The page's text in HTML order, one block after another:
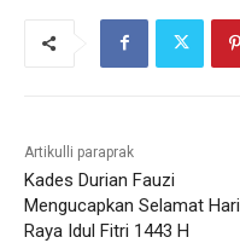
Artikulli paraprak
Kades Durian Fauzi
Mengucapkan Selamat Hari
Raya Idul Fitri 1443 H